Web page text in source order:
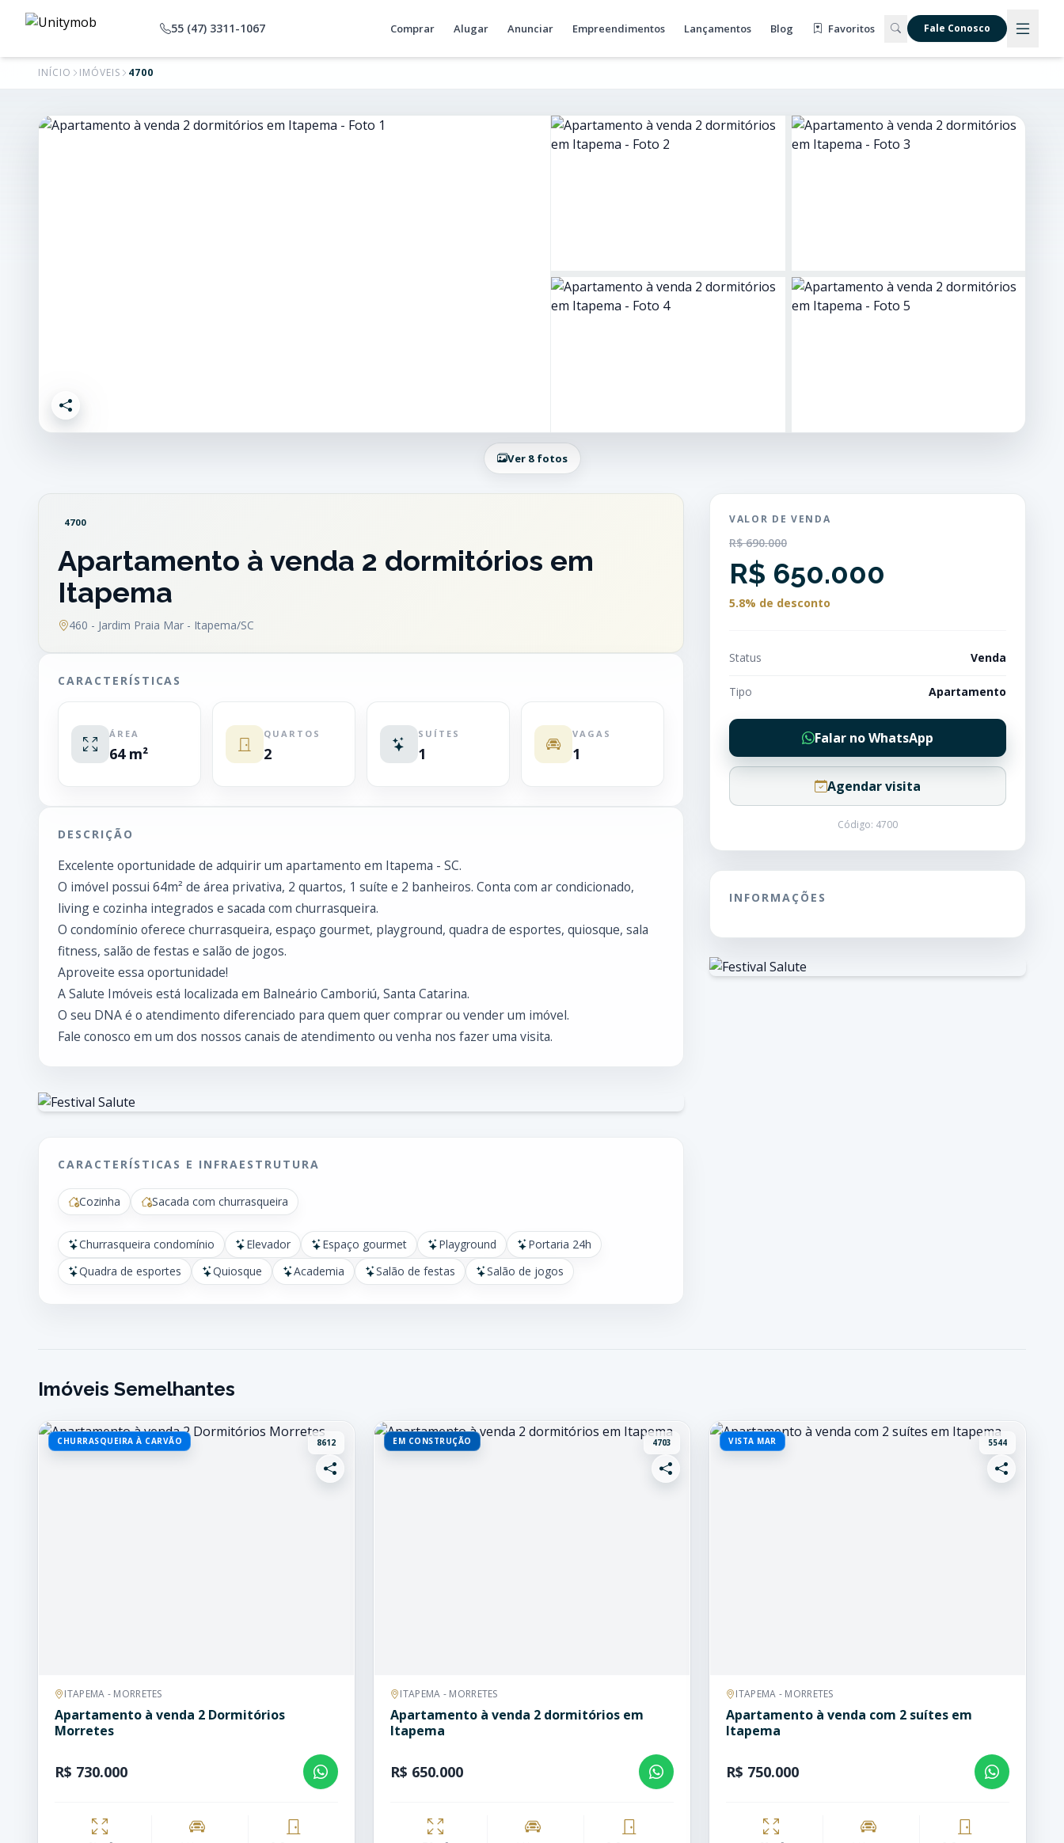
55 (47) 3311-1067 Comprar Alugar Anunciar Empreendimentos Lançamentos Blog Favoritos Fale Conosco
INÍCIO IMÓVEIS 4700
Ver 8 fotos
4700
Apartamento à venda 2 dormitórios em
Itapema
460 - Jardim Praia Mar - Itapema/SC
CARACTERÍSTICAS
ÁREA
64 m²
QUARTOS
2
SUÍTES
1
VAGAS
1
DESCRIÇÃO
Excelente oportunidade de adquirir um apartamento em Itapema - SC.
O imóvel possui 64m² de área privativa, 2 quartos, 1 suíte e 2 banheiros. Conta com ar condicionado,
living e cozinha integrados e sacada com churrasqueira.
O condomínio oferece churrasqueira, espaço gourmet, playground, quadra de esportes, quiosque, sala
fitness, salão de festas e salão de jogos.
Aproveite essa oportunidade!
A Salute Imóveis está localizada em Balneário Camboriú, Santa Catarina.
O seu DNA é o atendimento diferenciado para quem quer comprar ou vender um imóvel.
Fale conosco em um dos nossos canais de atendimento ou venha nos fazer uma visita.
CARACTERÍSTICAS E INFRAESTRUTURA
Cozinha Sacada com churrasqueira
Churrasqueira condomínio Elevador Espaço gourmet Playground
Portaria 24h
Quadra de esportes
Quiosque Academia Salão de festas Salão de jogos
VALOR DE VENDA
R$ 690.000
R$ 650.000
5.8% de desconto
Status Venda
Tipo Apartamento
Falar no WhatsApp
Agendar visita
Código: 4700
INFORMAÇÕES
Imóveis Semelhantes
CHURRASQUEIRA À CARVÃO 8612
ITAPEMA - MORRETES
Apartamento à venda 2 Dormitórios
Morretes
R$ 730.000
EM CONSTRUÇÃO 4703
ITAPEMA - MORRETES
Apartamento à venda 2 dormitórios em
Itapema
R$ 650.000
VISTA MAR 5544
ITAPEMA - MORRETES
Apartamento à venda com 2 suítes em
Itapema
R$ 750.000